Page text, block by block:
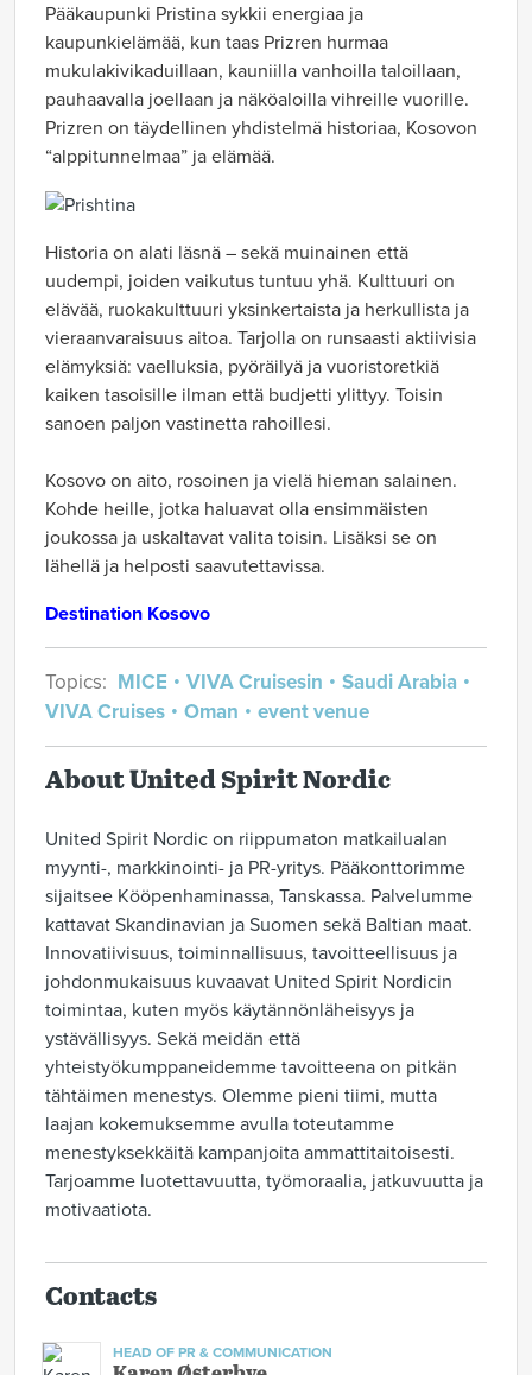
Pääkaupunki Pristina sykkii energiaa ja
kaupunkielämää, kun taas Prizren hurmaa
mukulakivikaduillaan, kauniilla vanhoilla taloillaan,
pauhaavalla joellaan ja näköaloilla vihreille vuorille.
Prizren on täydellinen yhdistelmä historiaa, Kosovon
“alppitunnelmaa” ja elämää.
Historia on alati läsnä – sekä muinainen että
uudempi, joiden vaikutus tuntuu yhä. Kulttuuri on
elävää, ruokakulttuuri yksinkertaista ja herkullista ja
vieraanvaraisuus aitoa. Tarjolla on runsaasti aktiivisia
elämyksiä: vaelluksia, pyöräilyä ja vuoristoretkiä
kaiken tasoisille ilman että budjetti ylittyy. Toisin
sanoen paljon vastinetta rahoillesi.
Kosovo on aito, rosoinen ja vielä hieman salainen.
Kohde heille, jotka haluavat olla ensimmäisten
joukossa ja uskaltavat valita toisin. Lisäksi se on
lähellä ja helposti saavutettavissa.
Destination Kosovo
Topics: MICE VIVA Cruisesin
Saudi Arabia
VIVA Cruises
Oman event venue
About United Spirit Nordic
United Spirit Nordic on riippumaton matkailualan
myynti-, markkinointi- ja PR-yritys. Pääkonttorimme
sijaitsee Kööpenhaminassa, Tanskassa. Palvelumme
kattavat Skandinavian ja Suomen sekä Baltian maat.
Innovatiivisuus, toiminnallisuus, tavoitteellisuus ja
johdonmukaisuus kuvaavat United Spirit Nordicin
toimintaa, kuten myös käytännönläheisyys ja
ystävällisyys. Sekä meidän että
yhteistyökumppaneidemme tavoitteena on pitkän
tähtäimen menestys. Olemme pieni tiimi, mutta
laajan kokemuksemme avulla toteutamme
menestyksekkäitä kampanjoita ammattitaitoisesti.
Tarjoamme luotettavuutta, työmoraalia, jatkuvuutta ja
motivaatiota.
Contacts
HEAD OF PR & COMMUNICATION